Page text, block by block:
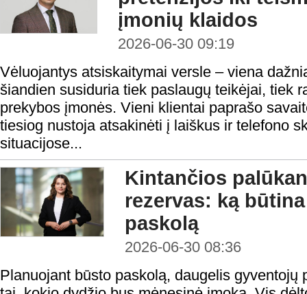
įmonių klaidos
2026-06-30 09:19
Vėluojantys atsiskaitymai versle – viena
šiandien susiduria tiek paslaugų teikėjai, tiek
prekybos įmonės. Vieni klientai paprašo
tiesiog nustoja atsakinėti į laiškus ir telefono
situacijose...
Kintančios
rezervas: ką
paskolą
2026-06-30 08:36
Planuojant būsto paskolą, daugelis gyventojų